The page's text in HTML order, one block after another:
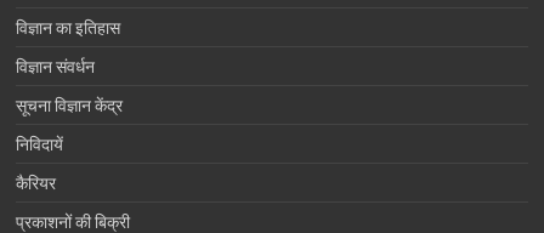
विज्ञान का इतिहास
विज्ञान संवर्धन
सूचना विज्ञान केंद्र
निविदायें
कैरियर
प्रकाशनों की बिक्री